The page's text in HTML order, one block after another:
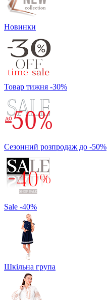
Новинки
Товар тижня -30%
Сезонний розпродаж до -50%
Sale -40%
Шкільна група